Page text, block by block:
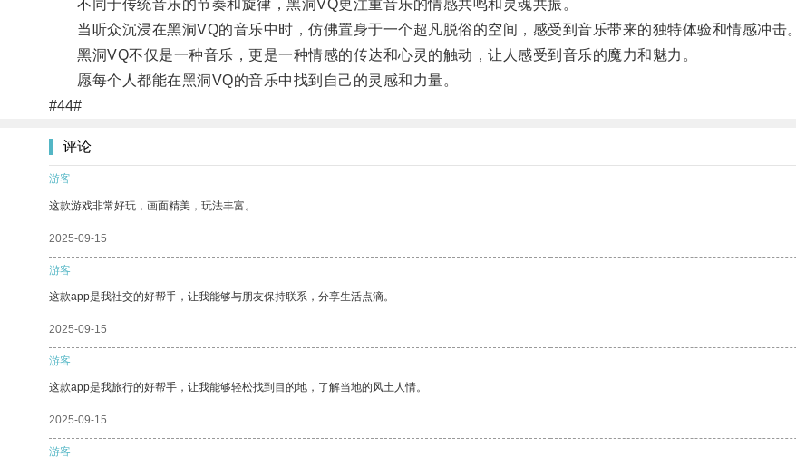
不同于传统音乐的节奏和旋律，黑洞VQ更注重音乐的情感共鸣和灵魂共振。
当听众沉浸在黑洞VQ的音乐中时，仿佛置身于一个超凡脱俗的空间，感受到音乐带来的独特体验和情感冲击。
黑洞VQ不仅是一种音乐，更是一种情感的传达和心灵的触动，让人感受到音乐的魔力和魅力。
愿每个人都能在黑洞VQ的音乐中找到自己的灵感和力量。
#44#
评论
游客
这款游戏非常好玩，画面精美，玩法丰富。
2025-09-15
游客
这款app是我社交的好帮手，让我能够与朋友保持联系，分享生活点滴。
2025-09-15
游客
这款app是我旅行的好帮手，让我能够轻松找到目的地，了解当地的风土人情。
2025-09-15
游客